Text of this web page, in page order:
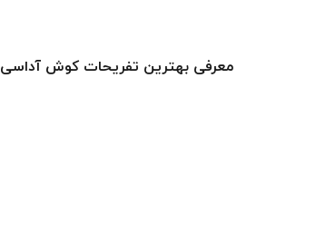
معرفی بهترین تفریحات کوش آداسی